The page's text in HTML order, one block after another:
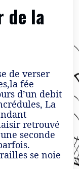
de la
de verser
fée
d’un debit
La
retrouvé
seconde
se noie